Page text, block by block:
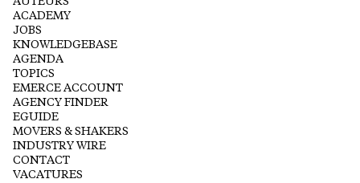
ACADEMY
JOBS
KNOWLEDGEBASE
AGENDA
TOPICS
EMERCE ACCOUNT
AGENCY FINDER
EGUIDE
MOVERS & SHAKERS
INDUSTRY WIRE
CONTACT
VACATURES